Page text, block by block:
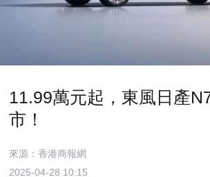
11.99萬元起，東風日產
市！
來源：香港商報網
2025-04-28 10:15